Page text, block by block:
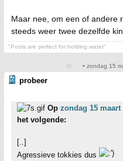
Maar nee, om een of andere
steeds weer twee dezelfde
"Pools are perfect for holding water"
• zondag 15
probeer
Op zondag 15 maart
het volgende:
[..]
Agressieve tokkies dus